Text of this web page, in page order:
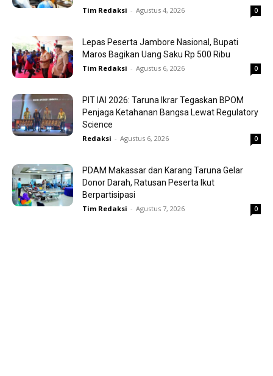
Tim Redaksi - Agustus 4, 2026 0
Lepas Peserta Jambore Nasional, Bupati
Maros Bagikan Uang Saku Rp 500 Ribu
Tim Redaksi - Agustus 6, 2026 0
PIT IAI 2026: Taruna Ikrar Tegaskan BPOM
Penjaga Ketahanan Bangsa Lewat Regulatory
Science
Redaksi - Agustus 6, 2026 0
PDAM Makassar dan Karang Taruna Gelar
Donor Darah, Ratusan Peserta Ikut
Berpartisipasi
Tim Redaksi - Agustus 7, 2026 0